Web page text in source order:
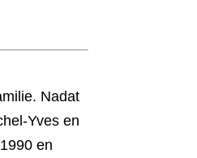
Nadat
Yves en
en